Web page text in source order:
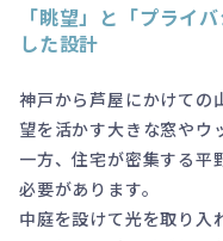
「眺望」と「プライ
した設計
神戸から芦屋にかけての
望を活かす大きな窓やウ
一方、住宅が密集する平
必要があります。
中庭を設けて光を取り入